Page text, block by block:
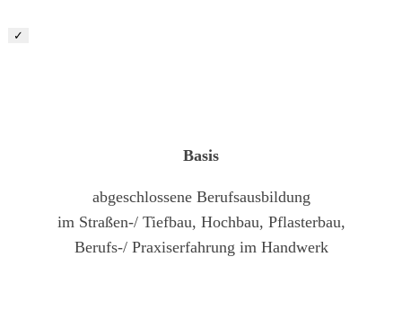
✓
Basis
abgeschlossene Berufsausbildung
im Straßen-/ Tiefbau, Hochbau, Pflasterbau,
Berufs-/ Praxiserfahrung im Handwerk